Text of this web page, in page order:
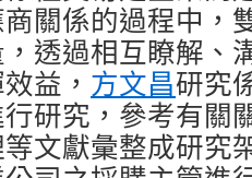
關係的過程中，
透過相互瞭解、
益， 方文昌研究
研究，參考有關
文獻彙整成研究